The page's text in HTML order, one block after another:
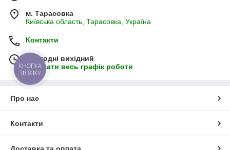
м. Тарасовка
Київська область, Тарасовка, Україна
Контакти
Сьогодні вихідний
Показати весь графік роботи
Про нас
Контакти
КНОПКА
ЗВ'ЯЗКУ